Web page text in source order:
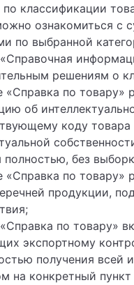
по классификации
ознакомиться с
по выбранной
решениям о
«Справка по товару»
об
коду
полностью, без
«Справка по товару»
продукции,
по товару»
экспортному
получения всей
на конкретный